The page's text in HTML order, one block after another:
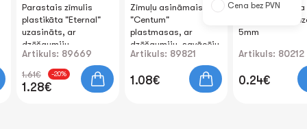
Parastais zīmulis
plastikāta "Eternal"
uzasināts, ar
dzēšgumiju
Artikuls: 89669
1.61€ -20%
1.28€
Zīmuļu asināmais
"Centum"
plastmasas, ar
dzēšgumiju, savācēju
un putekļu birstīti
Artikuls: 89821
1.08€
Marķieris teksta
ieslīpu uzgali
5mm
Artikuls: 80212
0.24€
Cena bez PVN